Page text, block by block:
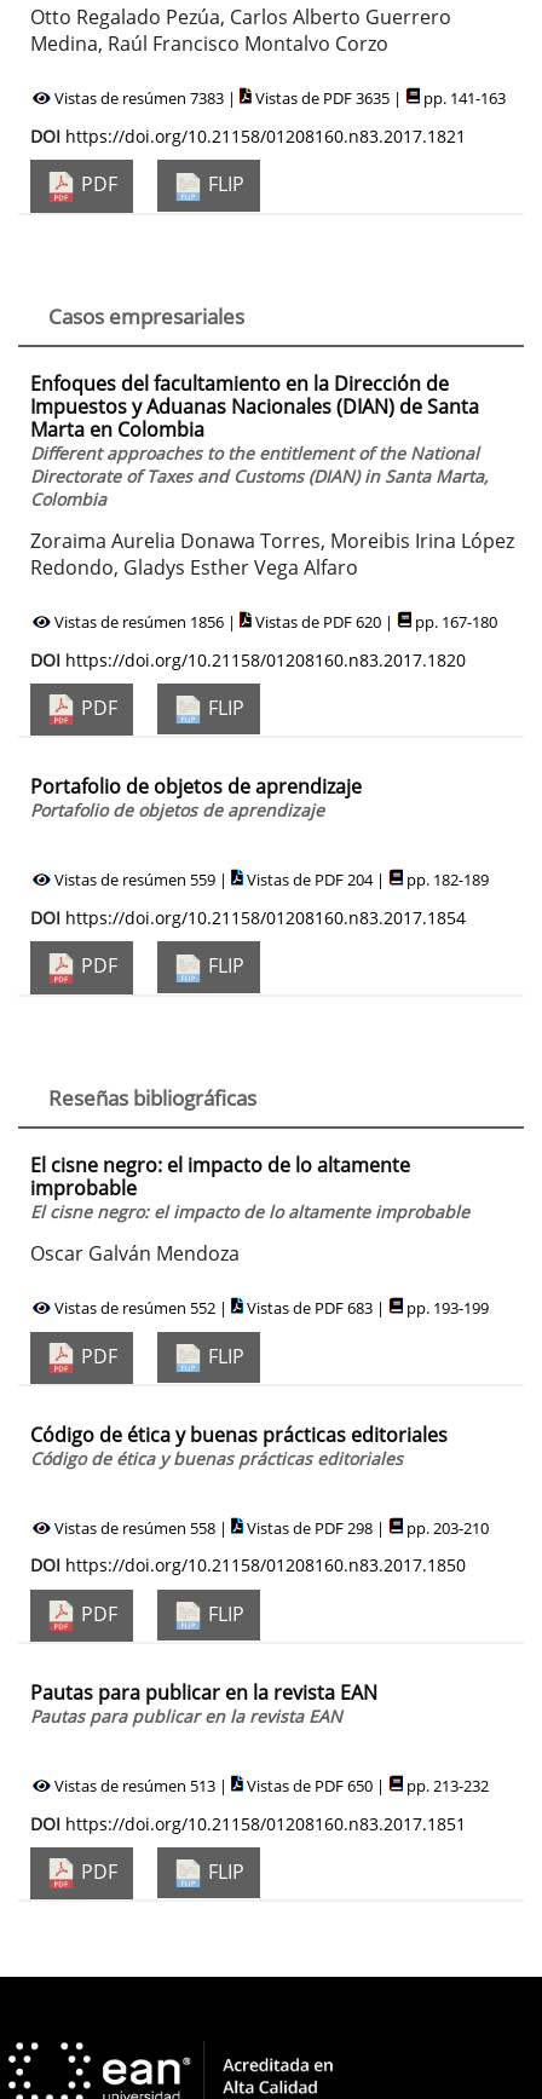
Otto Regalado Pezúa, Carlos Alberto Guerrero
Medina, Raúl Francisco Montalvo Corzo
Vistas de resúmen 7383 | Vistas de PDF 3635 | pp. 141-163
DOI https://doi.org/10.21158/01208160.n83.2017.1821
PDF FLIP
Casos empresariales
Enfoques del facultamiento en la Dirección de
Impuestos y Aduanas Nacionales (DIAN) de Santa
Marta en Colombia
Different approaches to the entitlement of the National
Directorate of Taxes and Customs (DIAN) in Santa Marta,
Colombia
Zoraima Aurelia Donawa Torres, Moreibis Irina López
Redondo, Gladys Esther Vega Alfaro
Vistas de resúmen 1856 | Vistas de PDF 620 | pp. 167-180
DOI https://doi.org/10.21158/01208160.n83.2017.1820
PDF FLIP
Portafolio de objetos de aprendizaje
Portafolio de objetos de aprendizaje
Vistas de resúmen 559 | Vistas de PDF 204 | pp. 182-189
DOI https://doi.org/10.21158/01208160.n83.2017.1854
PDF FLIP
Reseñas bibliográficas
El cisne negro: el impacto de lo altamente
improbable
El cisne negro: el impacto de lo altamente improbable
Oscar Galván Mendoza
Vistas de resúmen 552 | Vistas de PDF 683 | pp. 193-199
PDF FLIP
Código de ética y buenas prácticas editoriales
Código de ética y buenas prácticas editoriales
Vistas de resúmen 558 | Vistas de PDF 298 | pp. 203-210
DOI https://doi.org/10.21158/01208160.n83.2017.1850
PDF FLIP
Pautas para publicar en la revista EAN
Pautas para publicar en la revista EAN
Vistas de resúmen 513 | Vistas de PDF 650 | pp. 213-232
DOI https://doi.org/10.21158/01208160.n83.2017.1851
PDF FLIP